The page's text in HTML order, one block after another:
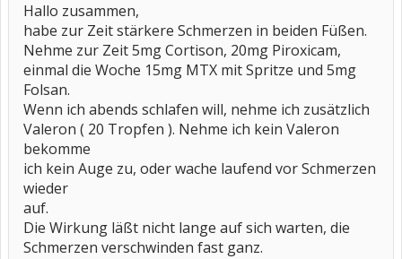
Hallo zusammen,
habe zur Zeit stärkere Schmerzen in beiden Füßen.
Nehme zur Zeit 5mg Cortison, 20mg Piroxicam,
einmal die Woche 15mg MTX mit Spritze und 5mg
Folsan.
Wenn ich abends schlafen will, nehme ich zusätzlich
Valeron ( 20 Tropfen ). Nehme ich kein Valeron
bekomme
ich kein Auge zu, oder wache laufend vor Schmerzen
wieder
auf.
Die Wirkung läßt nicht lange auf sich warten, die
Schmerzen verschwinden fast ganz.